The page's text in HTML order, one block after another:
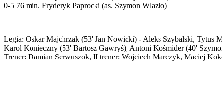
0-5 76 min. Fryderyk Paprocki (as. Szymon Wlazło)
Legia: Oskar Majchrzak (53' Jan Nowicki) - Aleks Szybalski, Tytus
Karol Konieczny (53' Bartosz Gawryś), Antoni Kośmider (40'
Trener: Damian Serwuszok, II trener: Wojciech Marczyk, Maciej